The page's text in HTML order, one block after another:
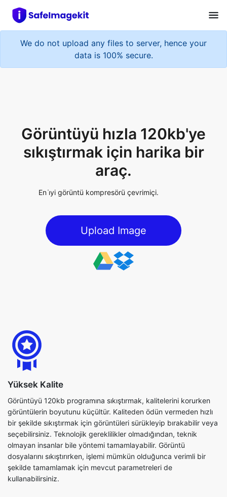
We do not upload any files to server, hence your
data is 100% secure.
araç.
En i̇yi görüntü kompresörü çevrimiçi.
Upload Image
Yüksek Kalite
Görüntüyü 120kb programına sıkıştırmak, kalitelerini korurken
görüntülerin boyutunu küçültür. Kaliteden ödün vermeden hızlı
bir şekilde sıkıştırmak için görüntüleri sürükleyip bırakabilir veya
seçebilirsiniz. Teknolojik gereklilikler olmadığından, teknik
olmayan insanlar bile yöntemi tamamlayabilir. Görüntü
dosyalarını sıkıştırırken, işlemi mümkün olduğunca verimli bir
şekilde tamamlamak için mevcut parametreleri de
kullanabilirsiniz.